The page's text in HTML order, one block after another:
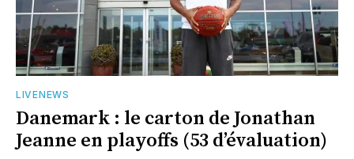
LIVENEWS
Danemark : le carton de Jonathan
Jeanne en playoffs (53 d’évaluation)